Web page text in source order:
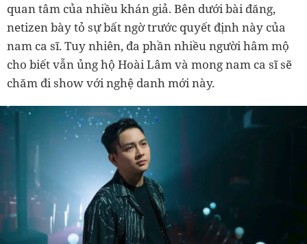
quan tâm của nhiều khán giả. Bên dưới bài đăng,
netizen bày tỏ sự bất ngờ trước quyết định này của
nam ca sĩ. Tuy nhiên, đa phần nhiều người hâm mộ
cho biết vẫn ủng hộ Hoài Lâm và mong nam ca sĩ sẽ
chăm đi show với nghệ danh mới này.